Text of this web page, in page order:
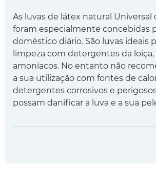
As luvas de látex natural Universal
foram especialmente concebidas
doméstico diário. São luvas ideais
limpeza com detergentes da loiça,
amoníacos. No entanto não
a sua utilização com fontes de
detergentes corrosivos e
possam danificar a luva e a sua